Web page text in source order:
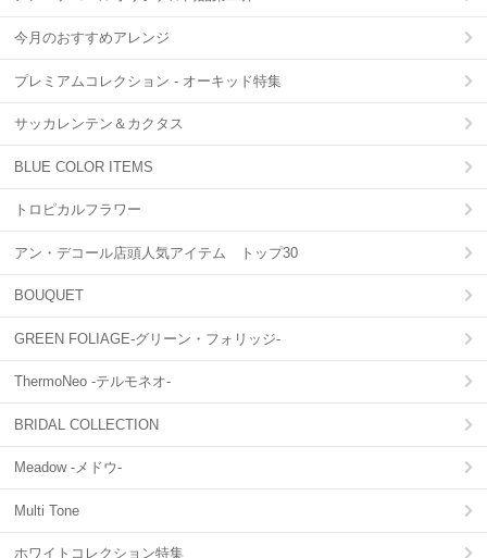
今月のおすすめアレンジ
プレミアムコレクション - オーキッド特集
サッカレンテン＆カクタス
BLUE COLOR ITEMS
トロピカルフラワー
アン・デコール店頭人気アイテム トップ30
BOUQUET
GREEN FOLIAGE-グリーン・フォリッジ-
ThermoNeo -テルモネオ-
BRIDAL COLLECTION
Meadow -メドウ-
Multi Tone
ホワイトコレクション特集